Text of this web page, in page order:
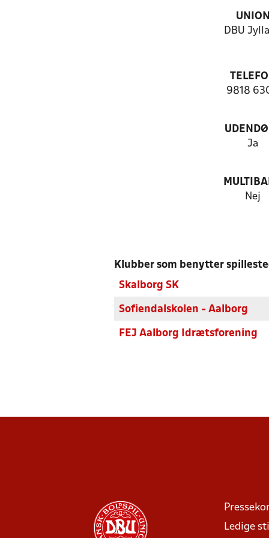
DBU
9818
Ja
Nej
Klubber som benytter
Skalborg SK
Sofiendalskolen - Aalborg
FEJ Aalborg Idrætsforening
Ledige